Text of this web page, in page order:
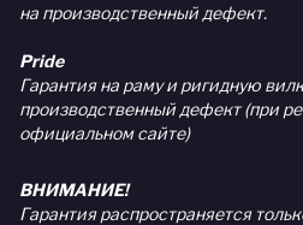
на производственный дефект.
Pride
Гарантия на раму и ригидную
производственный дефект (при
официальном сайте)
ВНИМАНИЕ!
Гарантия распространяется